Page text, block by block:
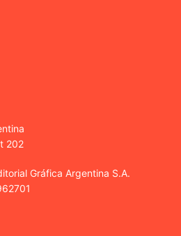
202
Gráfica Argentina S.A.